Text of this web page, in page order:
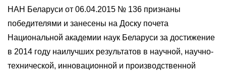
НАН Беларуси от 06.04.2015 № 136 признаны
победителями и занесены на Доску почета
Национальной академии наук Беларуси за достижение
в 2014 году наилучших результатов в научной, научно-
технической, инновационной и производственной